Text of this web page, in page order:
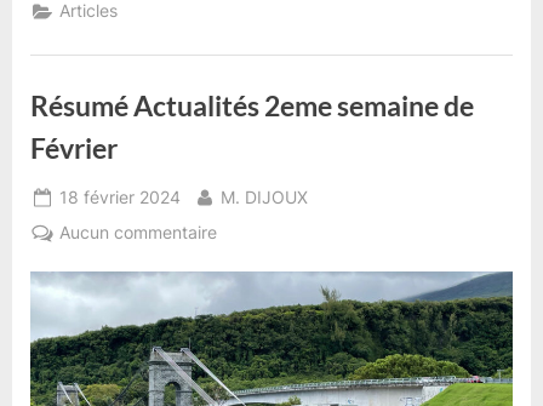
Articles
Résumé Actualités 2eme semaine de
Février
Posted
on
18 février 2024 By
M. DIJOUX
Aucun commentairesur
2eme
semaine
de
Février